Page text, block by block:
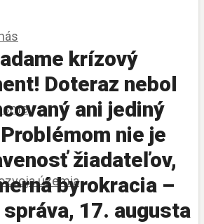
sme
územia
krízový
Doteraz nebol
ani jediný
nie je
žiadateľov,
byrokracia –
17. augusta